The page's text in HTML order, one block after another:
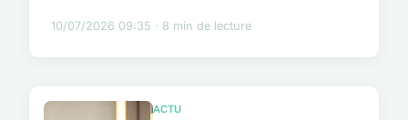
10/07/2026 09:35 · 8 min de lecture
ACTU